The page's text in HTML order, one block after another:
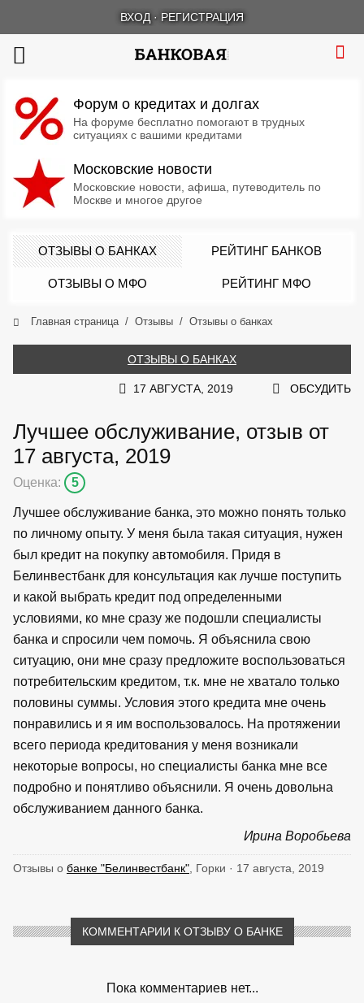
ВХОД · РЕГИСТРАЦИЯ
Форум о кредитах и долгах
На форуме бесплатно помогают в трудных
ситуациях с вашими кредитами
Московские новости
Московские новости, афиша, путеводитель по
Москве и многое другое
ОТЗЫВЫ О БАНКАХ РЕЙТИНГ БАНКОВ
ОТЗЫВЫ О МФО РЕЙТИНГ МФО
Главная страница Отзывы Отзывы о банках
ОТЗЫВЫ О БАНКАХ
17 АВГУСТА, 2019 ОБСУДИТЬ
Лучшее обслуживание, отзыв от
17 августа, 2019
Оценка: 5
Лучшее обслуживание банка, это можно понять только
по личному опыту. У меня была такая ситуация, нужен
был кредит на покупку автомобиля. Придя в
Белинвестбанк для консультация как лучше поступить
и какой выбрать кредит под определенными
условиями, ко мне сразу же подошли специалисты
банка и спросили чем помочь. Я объяснила свою
ситуацию, они мне сразу предложите воспользоваться
потребительским кредитом, т.к. мне не хватало только
половины суммы. Условия этого кредита мне очень
понравились и я им воспользовалось. На протяжении
всего периода кредитования у меня возникали
некоторые вопросы, но специалисты банка мне все
подробно и понятливо объяснили. Я очень довольна
обслуживанием данного банка.
Ирина Воробьева
Отзывы о банке "Белинвестбанк" , Горки · 17 августа, 2019
КОММЕНТАРИИ К ОТЗЫВУ О БАНКЕ
Пока комментариев нет...